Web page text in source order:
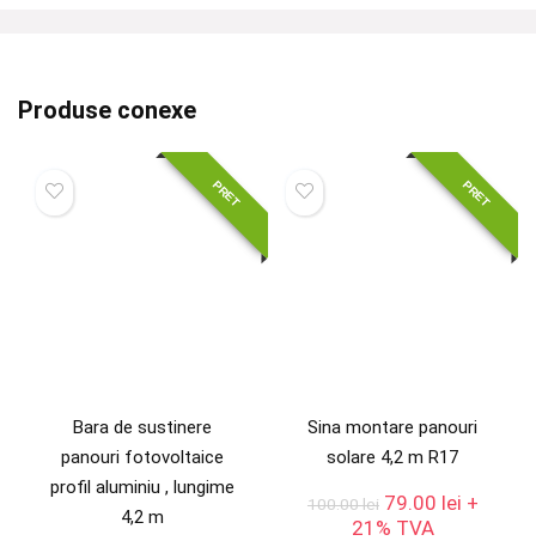
Produse conexe
PRET
Bara de sustinere
panouri fotovoltaice
profil aluminiu , lungime
4,2 m
PRET
Sina montare panouri
solare 4,2 m R17
100.00lei Prețul
inițial
79.00 leiPrețul
+
21% TVA